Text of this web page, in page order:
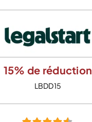
15% de réduction
LBDD15